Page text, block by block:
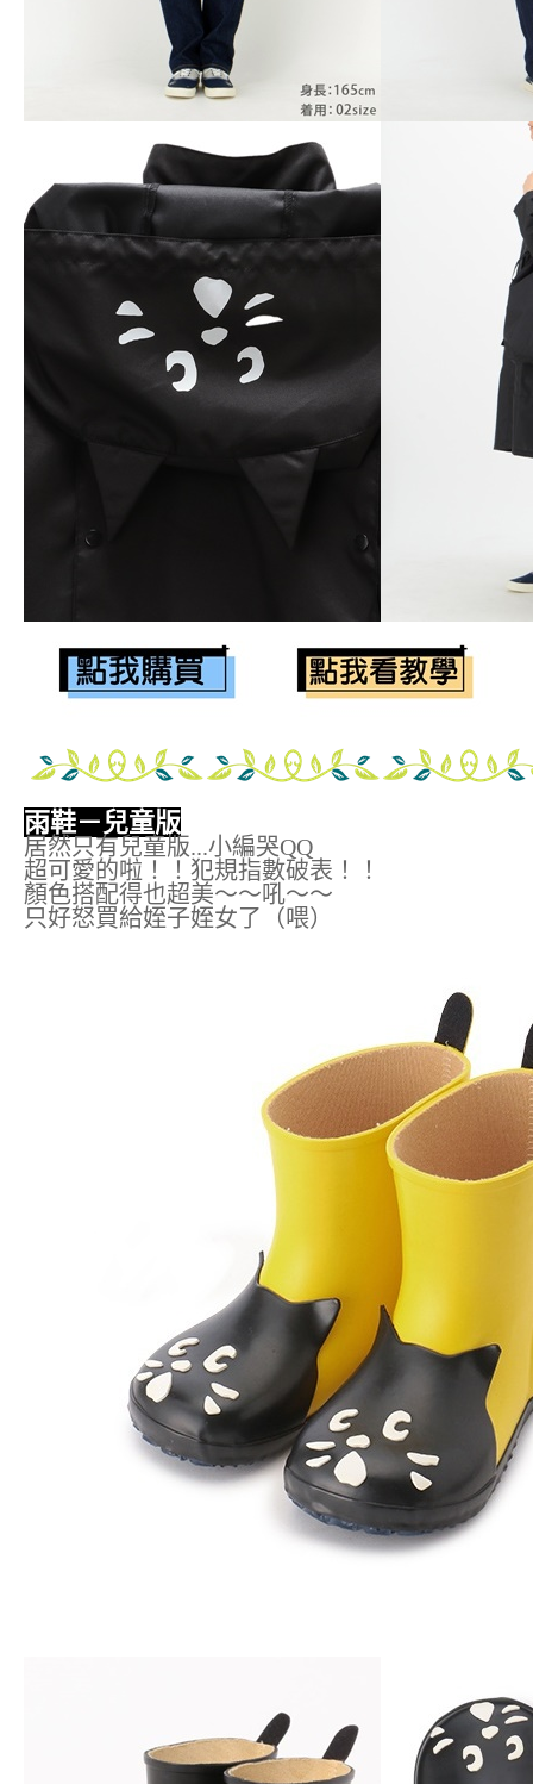
雨鞋－兒童版
居然只有兒童版...小編哭QQ
超可愛的啦！！犯規指數破表！！
顏色搭配得也超美～～吼～～
只好怒買給姪子姪女了（喂）